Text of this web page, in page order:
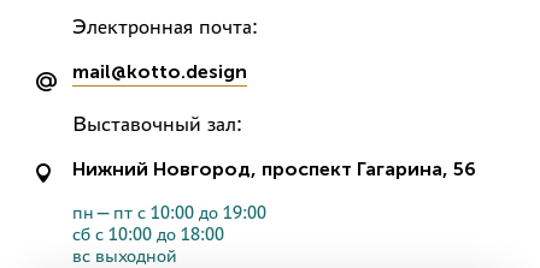
Электронная почта:
mail@kotto.design
Выставочный зал:
Нижний Новгород, проспект Гагарина, 56
пн—пт с 10:00 до 19:00
сб с 10:00 до 18:00
вс выходной